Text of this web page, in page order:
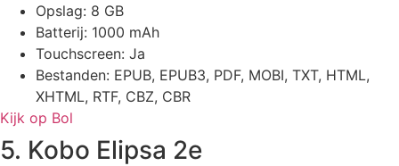
Opslag: 8 GB
Batterij: 1000 mAh
Touchscreen: Ja
Bestanden: EPUB, EPUB3, PDF, MOBI, TXT, HTML,
XHTML, RTF, CBZ, CBR
Kijk op Bol
5. Kobo Elipsa 2e